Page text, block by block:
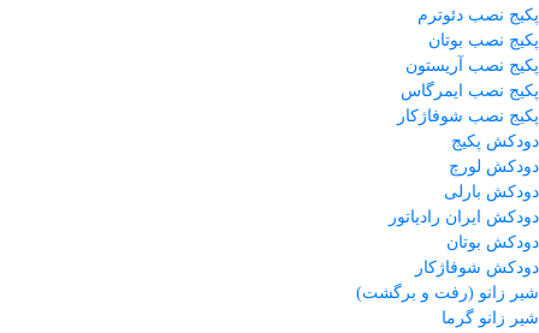
پکیج نصب دئوترم
پکیج نصب بوتان
پکیج نصب آریستون
پکیج نصب ایمرگاس
پکیج نصب شوفاژکار
دودکش پکیج
دودکش لورچ
دودکش بارلی
دودکش ایران رادیاتور
دودکش بوتان
دودکش شوفاژکار
شیر زانو (رفت و برگشت)
شیر زانو گرما